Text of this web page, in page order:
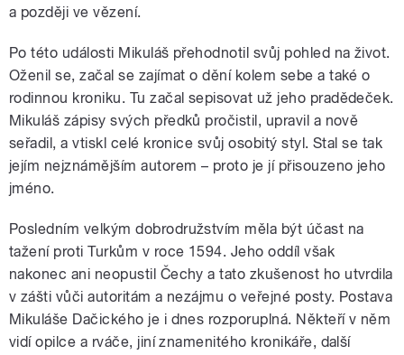
a později ve vězení.
Po této události Mikuláš přehodnotil svůj pohled na život.
Oženil se, začal se zajímat o dění kolem sebe a také o
rodinnou kroniku. Tu začal sepisovat už jeho pradědeček.
Mikuláš zápisy svých předků pročistil, upravil a nově
seřadil, a vtiskl celé kronice svůj osobitý styl. Stal se tak
jejím nejznámějším autorem – proto je jí přisouzeno jeho
jméno.
Posledním velkým dobrodružstvím měla být účast na
tažení proti Turkům v roce 1594. Jeho oddíl však
nakonec ani neopustil Čechy a tato zkušenost ho utvrdila
v zášti vůči autoritám a nezájmu o veřejné posty. Postava
Mikuláše Dačického je i dnes rozporuplná. Někteří v něm
vidí opilce a rváče, jiní znamenitého kronikáře, další